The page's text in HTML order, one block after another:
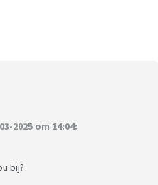
2025 om 14:04:
bij?